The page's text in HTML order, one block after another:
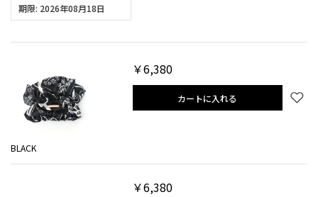
期限: 2026年08月18日
BLACK
￥6,380
カートに入れる
￥6,380